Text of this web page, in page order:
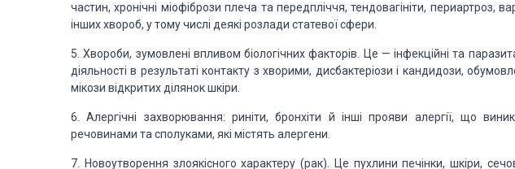
частин, хронічні міофібрози плеча та передпліччя, тендовагініти, периартроз,
інших хвороб, у тому числі деякі розлади статевої сфери.
5. Хвороби, зумовлені впливом біологічних факторів. Це — інфекційні та
діяльності в результаті контакту з хворими, дисбактеріози і кандидози,
мікози відкритих ділянок шкіри.
6. Алергічні захворювання: риніти, бронхіти й інші прояви алергії, що
речовинами та сполуками, які містять алергени.
7. Новоутворення злоякісного характеру (рак). Це пухлини печінки, шкіри,